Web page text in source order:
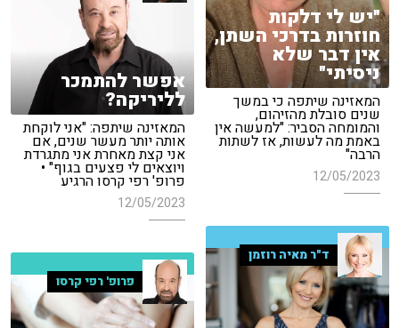
"יש לי דלקות
חוזרות בדרכי השתן,
אין דבר שלא
ניסיתי"
המאזינה שיתפה כי במשך
שנים סובלת מהזיהום,
והמומחה הסביר: "למעשה אין
באמת מה לעשות, אז לשתות
הרבה"
12/05/2023
אפשר להתמכר
לליריקה?
המאזינה שיתפה: "אני לוקחת
אותה יותר מעשר שנים, אם
אני קצת מאחרת אני מתגרדת
ויוצאים לי פצעים בגוף" •
פרופ' רפי קרסו הרגיע
12/05/2023
ד"ר מאיה רוזמן
פרופ' רפי קרסו